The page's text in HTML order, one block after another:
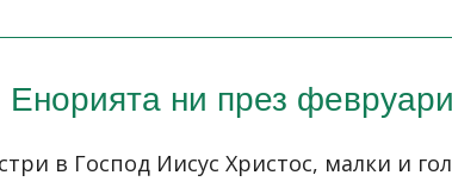
Енорията ни през
в Господ Иисус Христос, малки и